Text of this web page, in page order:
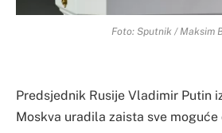
Foto: Sputnik / Maksim
Predsjednik Rusije Vladimir Putin
Moskva uradila zaista sve